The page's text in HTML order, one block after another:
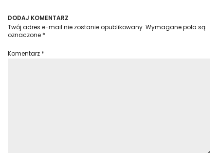
DODAJ KOMENTARZ
Twój adres e-mail nie zostanie opublikowany. Wymagane pola są
oznaczone *
Komentarz *